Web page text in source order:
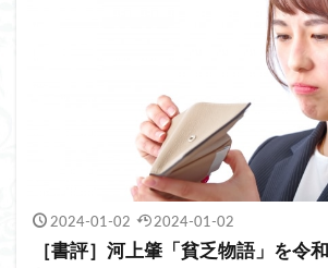
2024-01-02 2024-01-02
［書評］河上肇「貧乏物語」を令